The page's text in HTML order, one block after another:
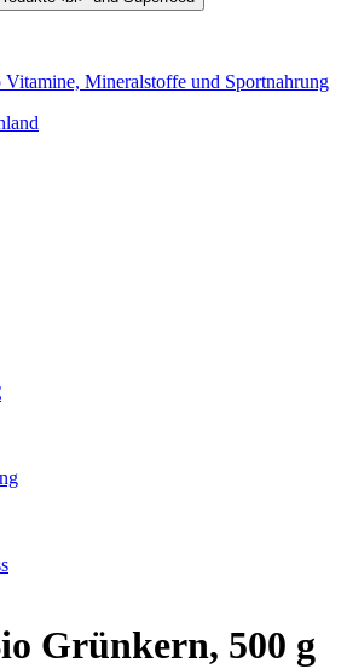
Vitamine, Mineralstoffe und Sportnahrung
Grünkern, 500 g